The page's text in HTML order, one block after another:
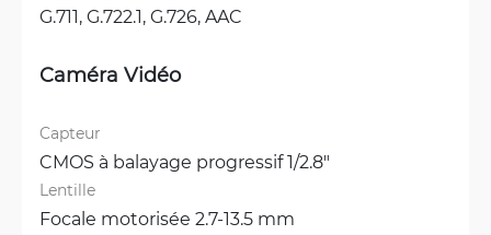
G.711, G.722.1, G.726, AAC
Caméra Vidéo
Capteur
CMOS à balayage progressif 1/2.8"
Lentille
Focale motorisée 2.7-13.5 mm